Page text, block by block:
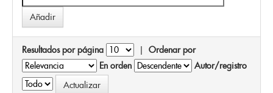
Resultados por página | Ordenar por
En orden
Autor/registro